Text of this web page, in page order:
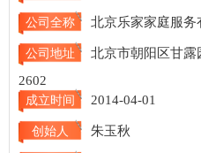
公司全称 北京乐家家庭服务
公司地址
北京市朝阳区甘露
2602
成立时间 2014-04-01
创始人 朱玉秋